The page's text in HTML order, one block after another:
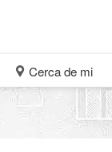
Cerca de mi